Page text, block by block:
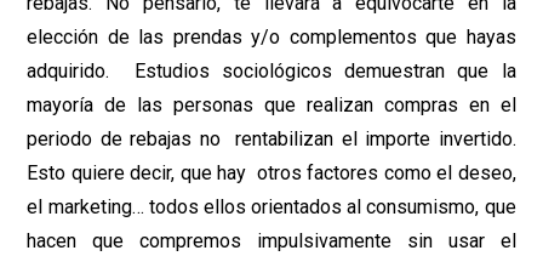
elección de las prendas y/o complementos que hayas
adquirido. Estudios sociológicos demuestran que la
mayoría de las personas que realizan compras en el
periodo de rebajas no rentabilizan el importe invertido.
Esto quiere decir, que hay otros factores como el deseo,
el marketing… todos ellos orientados al consumismo, que
hacen que compremos impulsivamente sin usar el